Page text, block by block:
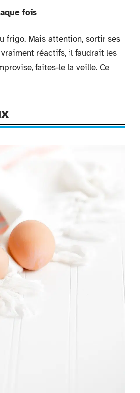
fois
frigo. Mais attention, sortir ses
vraiment réactifs, il faudrait les
faites-le la veille. Ce